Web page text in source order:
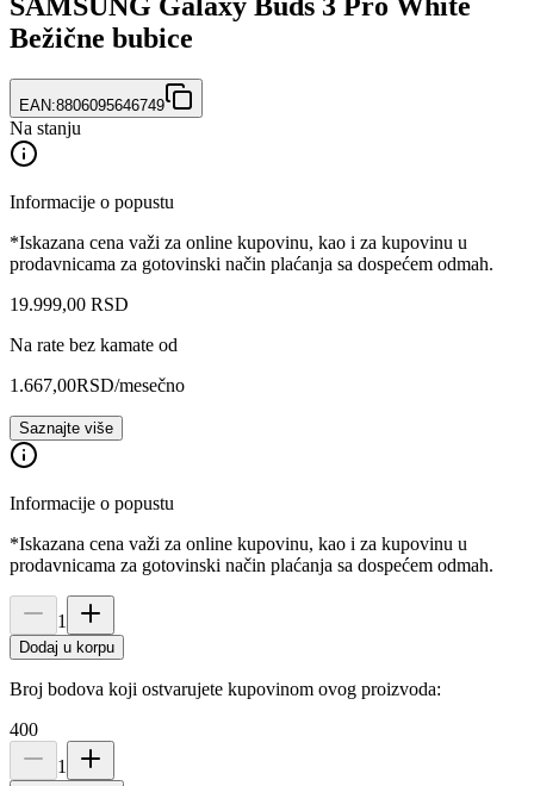
Bežične bubice
EAN:8806095646749
Na stanju
Informacije o popustu
*Iskazana cena važi za online kupovinu, kao i za kupovinu u
prodavnicama za gotovinski način plaćanja sa dospećem odmah.
19.999,00 RSD
Na rate bez kamate od
1.667,00RSD/mesečno
Saznajte više
Informacije o popustu
*Iskazana cena važi za online kupovinu, kao i za kupovinu u
prodavnicama za gotovinski način plaćanja sa dospećem odmah.
1
Dodaj u korpu
Broj bodova koji ostvarujete kupovinom ovog proizvoda:
400
1